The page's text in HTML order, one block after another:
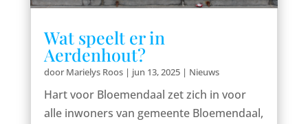
Wat speelt er in
Aerdenhout?
doorMarielys Roos| jun 13, 2025| Nieuws
Hart voor Bloemendaal zet zich in voor
alle inwoners van gemeente Bloemendaal,